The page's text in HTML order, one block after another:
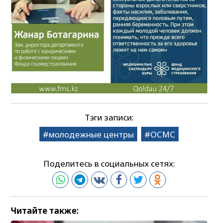
Тэги записи:
молодежные центры
ОСМС
Поделитесь в социальных сетях:
Читайте также: